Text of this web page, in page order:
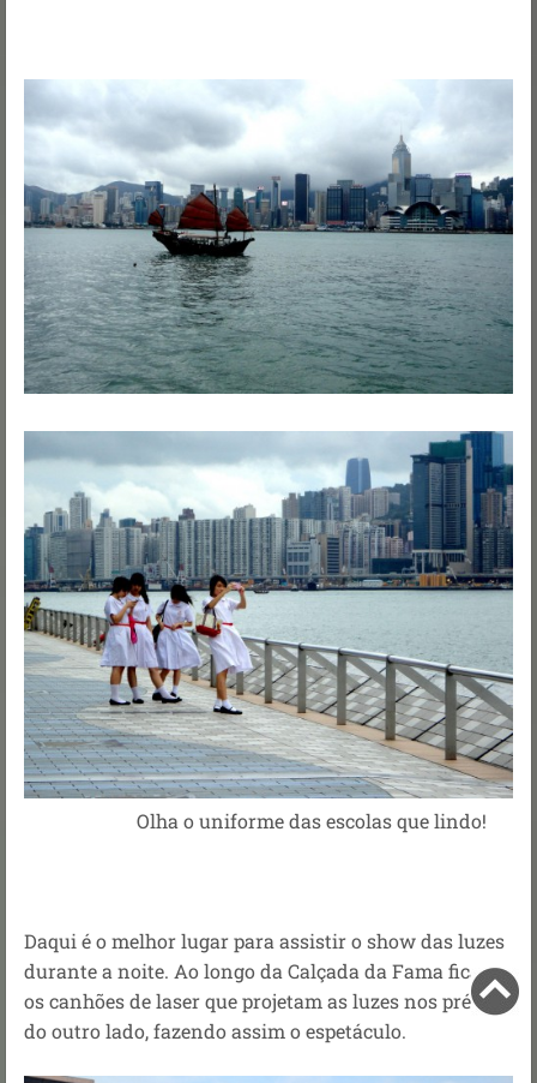
Olha o uniforme das escolas que lindo!
Daqui é o melhor lugar para assistir o show das luzes
durante a noite. Ao longo da Calçada da Fama ficam
os canhões de laser que projetam as luzes nos prédios
do outro lado, fazendo assim o espetáculo.